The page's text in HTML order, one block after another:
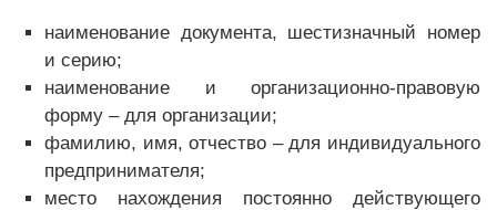
наименование документа, шестизначный номер
и серию;
наименование и организационно-правовую
форму – для организации;
фамилию, имя, отчество – для индивидуального
предпринимателя;
место нахождения постоянно действующего